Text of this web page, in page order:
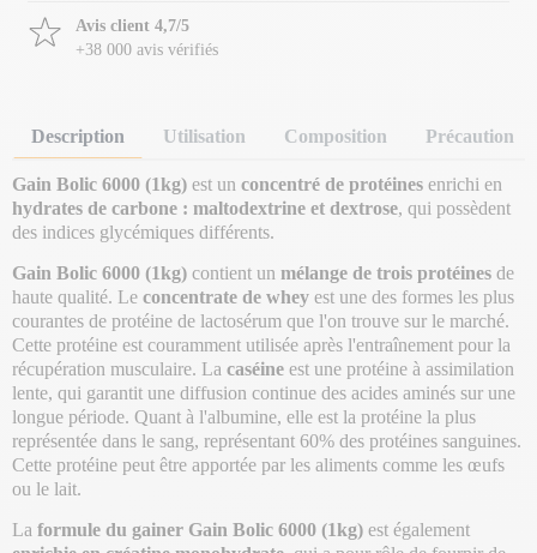
Avis client 4,7/5
+38 000 avis vérifiés
Description Utilisation Composition Précaution
Gain Bolic 6000 (1kg) est un concentré de protéines enrichi en
hydrates de carbone : maltodextrine et dextrose, qui possèdent
des indices glycémiques différents.
Gain Bolic 6000 (1kg) contient un mélange de trois protéines de
haute qualité. Le concentrate de whey est une des formes les plus
courantes de protéine de lactosérum que l'on trouve sur le marché.
Cette protéine est couramment utilisée après l'entraînement pour la
récupération musculaire. La caséine est une protéine à assimilation
lente, qui garantit une diffusion continue des acides aminés sur une
longue période. Quant à l'albumine, elle est la protéine la plus
représentée dans le sang, représentant 60% des protéines sanguines.
Cette protéine peut être apportée par les aliments comme les œufs
ou le lait.
La formule du gainer Gain Bolic 6000 (1kg) est également